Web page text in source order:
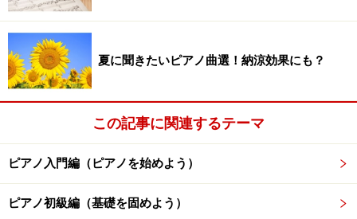
少しでも気になった箇所はしっかり修正してから先へ
テレビで、英語のスピードラーニングのCMをよく目にし
ます。「CDを聞いているだけで、英語がしゃべれるよう
遼さんが楽しそうに英語で会話しています。
確かに、同じものを何度も聞いて耳を鍛える（音に慣れ
夏に聞きたいピアノ曲選！納涼効果にも？
この記事に関連するテーマ
ピアノ入門編（ピアノを始めよう）
ピアノ初級編（基礎を固めよう）